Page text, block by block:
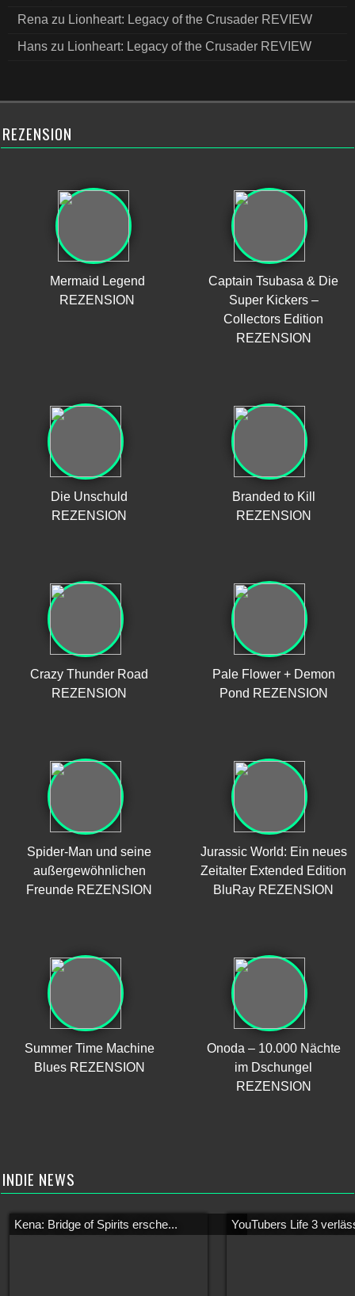
Rena zu Lionheart: Legacy of the Crusader REVIEW
Hans zu Lionheart: Legacy of the Crusader REVIEW
REZENSION
Mermaid Legend
REZENSION
Captain Tsubasa & Die
Super Kickers –
Collectors Edition
REZENSION
Die Unschuld
REZENSION
Branded to Kill
REZENSION
Crazy Thunder Road
REZENSION
Pale Flower + Demon
Pond REZENSION
Spider-Man und seine
außergewöhnlichen
Freunde REZENSION
Jurassic World: Ein neues
Zeitalter Extended Edition
BluRay REZENSION
Summer Time Machine
Blues REZENSION
Onoda – 10.000 Nächte
im Dschungel
REZENSION
INDIE NEWS
Kena: Bridge of Spirits ersche... YouTubers Life 3